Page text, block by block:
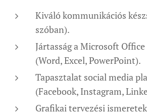
Kiváló kommunikációs
szóban).
Jártasság a Microsoft
(Word, Excel, PowerPoint).
Tapasztalat social media
(Facebook, Instagram,
Grafikai tervezési